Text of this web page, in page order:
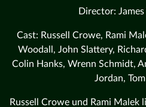
Director:
Cast: Russell Crowe, Rami
Woodall, John Slattery,
Colin Hanks, Wrenn Schmidt,
Jordan,
Russell Crowe und Rami Malek